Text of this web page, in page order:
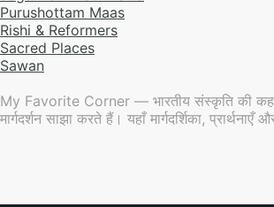
Purushottam Maas
Rishi & Reformers
Sacred Places
Sawan
My Favorite Corner — भारतीय संस्कृति की
मार्गदर्शन साझा करते हैं। यहाँ मार्गदर्शिका,